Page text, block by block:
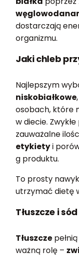
dostarczają
organizmu.
Jaki chleb
Najlepszym
niskobiałkowe
osobach, które
w diecie.
zauważalne
etykietyi
g produktu.
To prosty
utrzymać dietę
Tłuszcze i
Tłuszcze
ważną rolę –